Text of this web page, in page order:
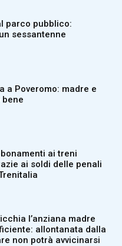
parco pubblico:
sessantenne
a Poveromo: madre e
ai treni
ai soldi delle penali
l’anziana madre
allontanata dalla
non potrà avvicinarsi